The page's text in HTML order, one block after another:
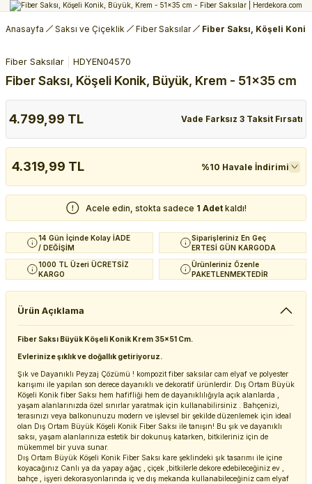
Anasayfa Saksı ve Çiçeklik Fiber Saksılar Fiber Saksı, Köşeli
Fiber Saksılar HDYEN04570
Fiber Saksı, Köşeli Konik, Büyük, Krem - 51x35 cm
4.799,99 TL Vade Farksız 3 Taksit Fırsatı
4.319,99 TL %10 Havale İndirimi
Acele edin, stokta sadece 1 Adet kaldı!
14 Gün İçinde Kolay İADE
/ DEĞİŞİM
Siparişleriniz En Geç
ERTESİ GÜN KARGODA
1000 TL Üzeri ÜCRETSİZ
KARGO
Ürünleriniz Özenle
PAKETLENMEKTEDİR
Ürün Açıklama
Fiber Saksı Büyük Köşeli Konik Krem 35x51 Cm.
Evlerinize şıklık ve doğallık getiriyoruz.
Şık ve Dayanıklı Peyzaj Çözümü ! kompozit fiber saksılar cam elyaf ve polyester
karışımı ile yapılan son derece dayanıklı ve dekoratif ürünlerdir. Dış Ortam Büyük
Köşeli Konik fiber Saksı hem hafifliği hem de dayanıklılığıyla açık alanlarda ,
yaşam alanlarınızda özel sınırlar yaratmak için kullanabilirsiniz . Bahçenizi,
terasınızı veya balkonunuzu modern ve işlevsel bir şekilde düzenlemek için ideal
olan Dış Ortam Büyük Köşeli Konik Fiber Saksı ile tanışın! Bu şık ve dayanıklı
saksı, yaşam alanlarınıza estetik bir dokunuş katarken, bitkileriniz için de
mükemmel bir yuva sunar.
Dış Ortam Büyük Köşeli Konik Fiber Saksı kare şeklindeki şık tasarımı ile içine
koyacağınız Canlı ya da yapay ağaç , çiçek ,bitkilerle dekore edebileceğiniz ev ,
bahçe , işyeri dekorasyonlarında iç ve dış mekanda kullanabileceğiniz cam elyaf